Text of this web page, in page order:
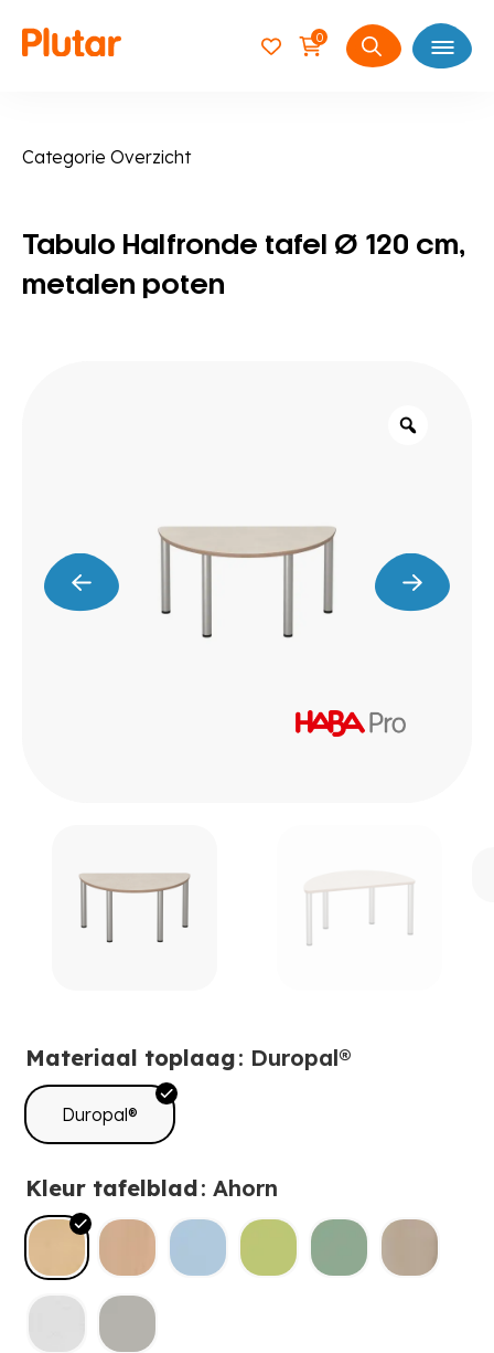
0
Zoeken
Open
Categorie Overzicht
Tabulo Halfronde tafel Ø 120 cm,
metalen poten
Materiaal toplaag: Duropal®
Duropal®
Kleur tafelblad: Ahorn